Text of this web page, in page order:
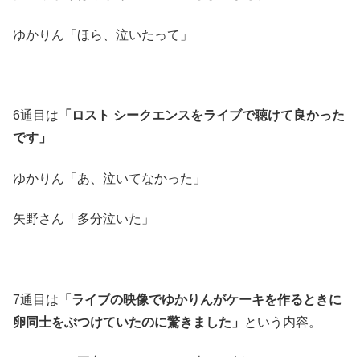
ゆかりん「ほら、泣いたって」
6通目は 「ロスト シークエンスをライブで聴けて良かった
です」
ゆかりん「あ、泣いてなかった」
矢野さん「多分泣いた」
7通目は 「ライブの映像でゆかりんがケーキを作るときに
卵同士をぶつけていたのに驚きました」
という内容。